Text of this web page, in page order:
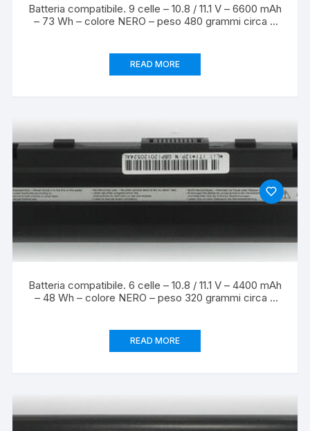
Batteria compatibile. 9 celle – 10.8 / 11.1 V – 6600 mAh
– 73 Wh – colore NERO – peso 480 grammi circa –
READ MORE
Batteria compatibile. 6 celle – 10.8 / 11.1 V – 4400 mAh
– 48 Wh – colore NERO – peso 320 grammi circa –
READ MORE